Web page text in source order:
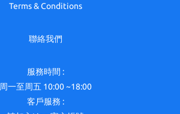
Terms & Conditions
聯絡我們
服務時間 :
周一至周五 10:00 ~18:00
客戶服務 :